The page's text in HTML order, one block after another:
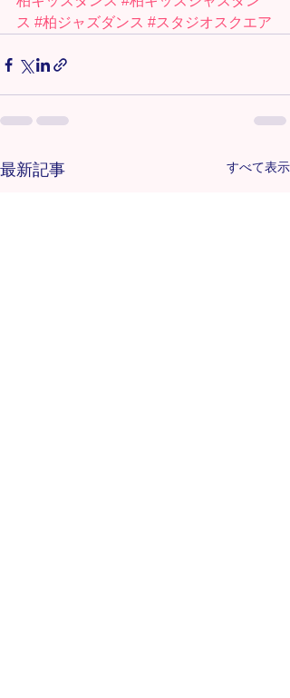
ス #柏ジャズダンス #スタジオスクエア
最新記事 すべて表示